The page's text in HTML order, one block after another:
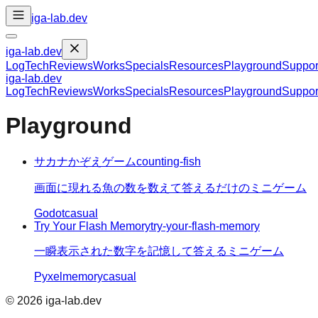
iga-lab.dev
iga-lab.dev
LogTechReviewsWorksSpecialsResourcesPlayground
iga-lab.dev
LogTechReviewsWorksSpecialsResourcesPlayground
Playground
サカナかぞえゲームcounting-fish
画面に現れる魚の数を数えて答えるだけのミニゲーム
Godotcasual
Try Your Flash Memorytry-your-flash-memory
一瞬表示された数字を記憶して答えるミニゲーム
Pyxel memorycasual
© 2026 iga-lab.dev